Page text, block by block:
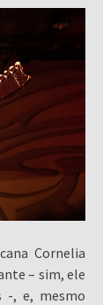
Cornelia
– sim, ele
-, e, mesmo